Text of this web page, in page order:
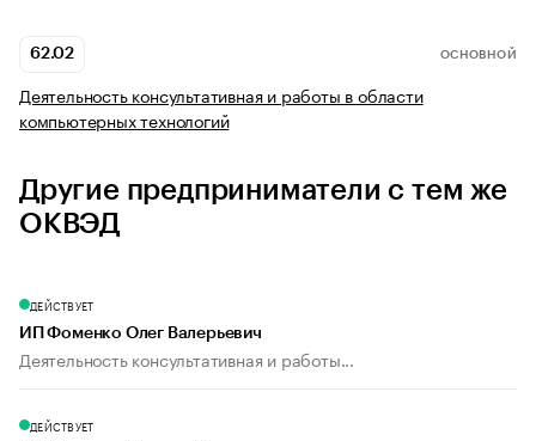
62.02 ОСНОВНОЙ
Деятельность консультативная и работы в области
компьютерных технологий
Другие предприниматели с тем же
ОКВЭД
ДЕЙСТВУЕТ
ИП Фоменко Олег Валерьевич
Деятельность консультативная и работы...
ДЕЙСТВУЕТ